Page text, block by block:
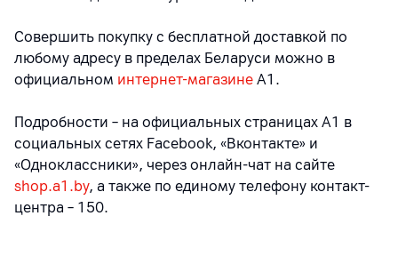
Совершить покупку с бесплатной доставкой по
любому адресу в пределах Беларуси можно в
официальном интернет-магазине А1.
Подробности – на официальных страницах A1 в
социальных сетях Facebook, «Вконтакте» и
«Одноклассники», через онлайн-чат на сайте
shop.a1.by, а также по единому телефону контакт-
центра – 150.